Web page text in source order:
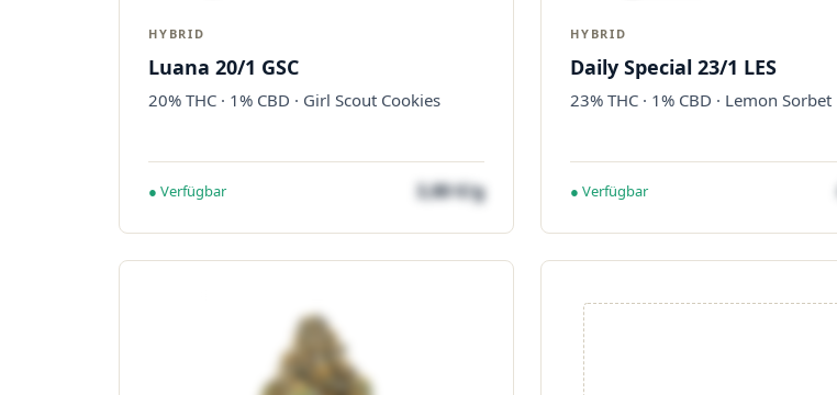
HYBRID
Luana 20/1 GSC
20% THC · 1% CBD · Girl Scout Cookies
● Verfügbar 3,80 €/g
HYBRID
Daily Special 23/1 LES
23% THC · 1% CBD · Lemon Sorbet
● Verfügbar